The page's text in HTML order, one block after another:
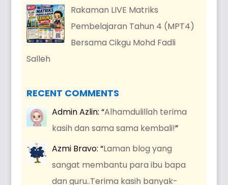
Rakaman LIVE Matriks
Pembelajaran Tahun 4 (MPT4)
Bersama Cikgu Mohd Fadli
Salleh
RECENT COMMENTS
Admin Azlin: “Alhamdulillah terima
kasih dan sama sama kembali!”
Azmi Bravo: “Laman blog yang
sangat membantu para ibu bapa
dan guru..Terima kasih banyak-